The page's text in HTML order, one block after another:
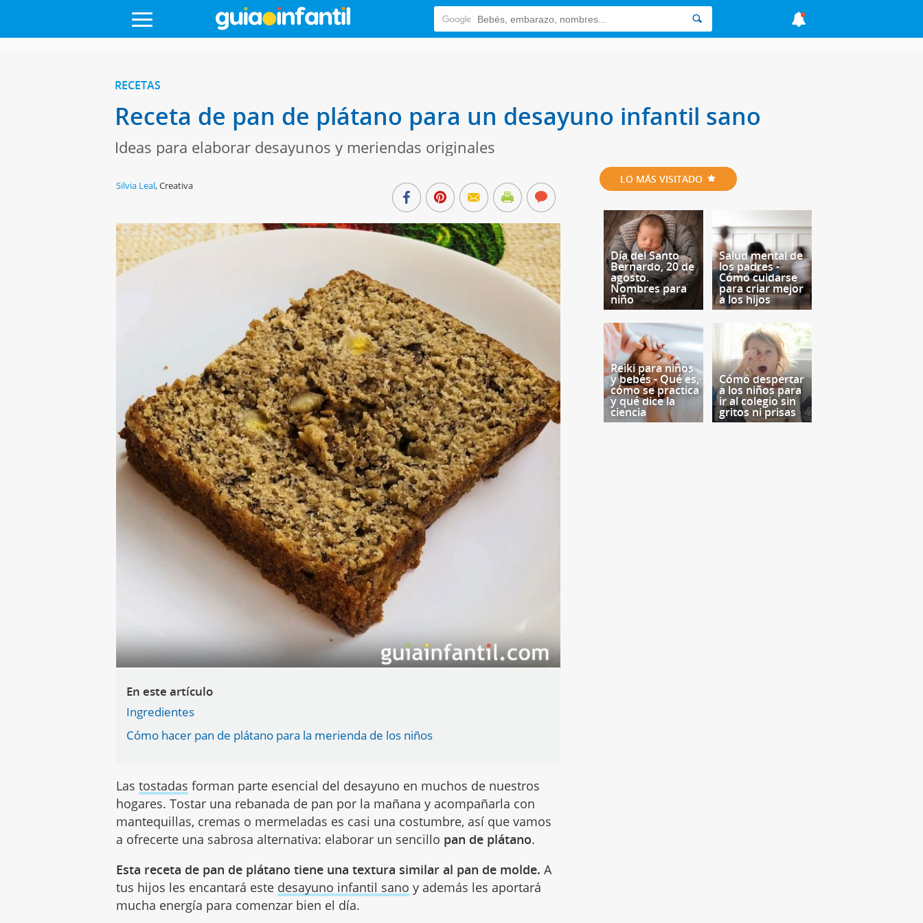
RECETAS
Receta de pan de plátano para un desayuno infantil sano
Ideas para elaborar desayunos y meriendas originales
Silvia Leal,Creativa
En este artículo
Ingredientes
Cómo hacer pan de plátano para la merienda de los niños
Lastostadas forman parte esencial del desayuno en muchos de nuestros
hogares. Tostar una rebanada de pan por la mañana y acompañarla con
mantequillas, cremas o mermeladas es casi una costumbre, así que vamos
a ofrecerte una sabrosa alternativa: elaborar un sencillo pan de plátano.
Esta receta de pan de plátano tiene una textura similar al pan de molde. A
tus hijos les encantará este desayuno infantil sano y además les aportará
mucha energía para comenzar bien el día.
LO MÁS VISITADO
Día del Santo
Bernardo, 20 de
agosto.
Nombres para
niño
Salud mental de
los padres -
Cómo cuidarse
para criar mejor
a los hijos
Reiki para niños
y bebés - Qué es,
cómo se practica
y qué dice la
ciencia
Cómo despertar
a los niños para
ir al colegio sin
gritos ni prisas